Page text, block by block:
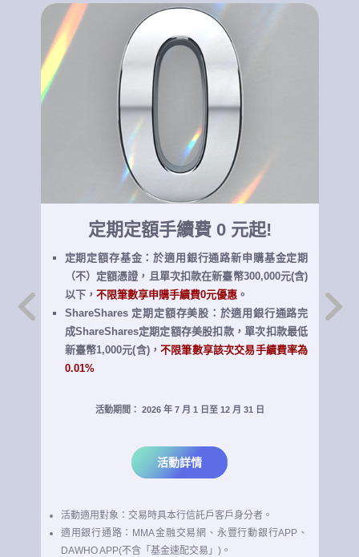
申辦付費分期
最高享 500 元 (刷卡金)
單筆分期/帳單分期 滿額最高贈 500 元
(分期年利率4%~15%，
總費用年百分率即為年利率)